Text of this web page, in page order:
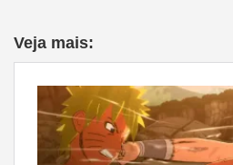
Veja mais: